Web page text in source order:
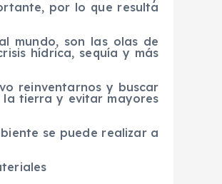
por lo que resulta
mundo, son las olas de
hídrica, sequía y más
reinventarnos y buscar
la tierra y evitar mayores
se puede realizar a